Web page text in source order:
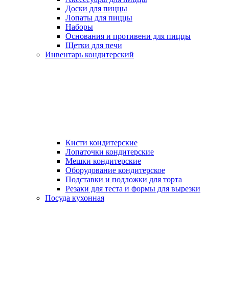
Доски для пиццы
Лопаты для пиццы
Наборы
Основания и противени для пиццы
Щетки для печи
Инвентарь кондитерский
Кисти кондитерские
Лопаточки кондитерские
Мешки кондитерские
Оборудование кондитерское
Подставки и подложки для торта
Резаки для теста и формы для вырезки
Посуда кухонная